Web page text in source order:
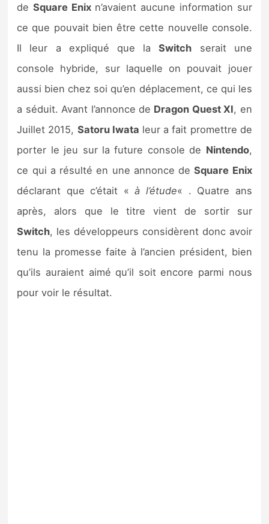
de Square Enixn’avaient aucune information sur
ce que pouvait bien être cette nouvelle console.
Il leur a expliqué que laSwitch serait une
console hybride, sur laquelle on pouvait jouer
aussi bien chez soi qu’en déplacement, ce qui les
a séduit. Avant l’annonce de Dragon Quest XI, en
Juillet 2015, Satoru Iwata leur a fait promettre de
porter le jeu sur la future console de Nintendo,
ce qui a résulté en une annonce deSquare Enix
déclarant que c’était «à l’étude« . Quatre ans
après, alors que le titre vient de sortir sur
Switch, les développeurs considèrent donc avoir
tenu la promesse faite à l’ancien président, bien
qu’ils auraient aimé qu’il soit encore parmi nous
pour voir le résultat.